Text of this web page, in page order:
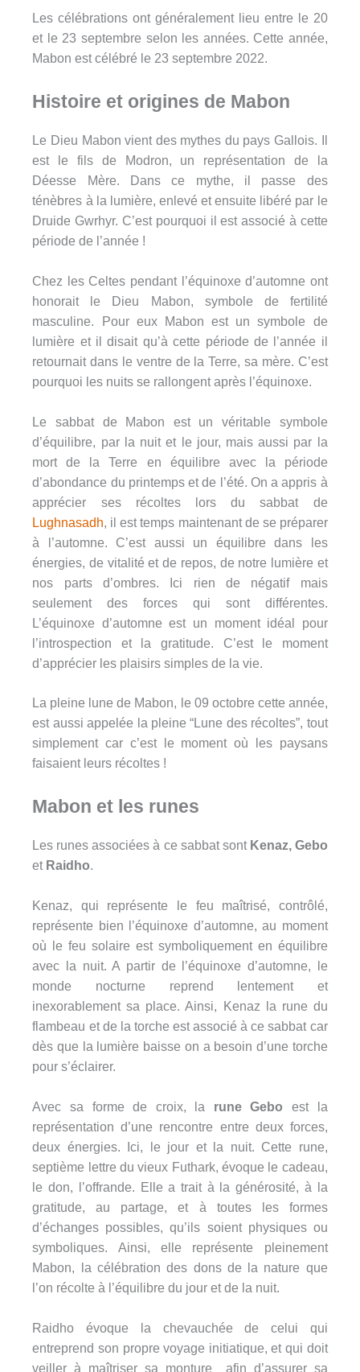
Les célébrations ont généralement lieu entre le 20
et le 23 septembre selon les années. Cette année,
Mabon est célébré le 23 septembre 2022.
Histoire et origines de Mabon
Le Dieu Mabon vient des mythes du pays Gallois. Il
est le fils de Modron, un représentation de la
Déesse Mère. Dans ce mythe, il passe des
ténèbres à la lumière, enlevé et ensuite libéré par le
Druide Gwrhyr. C’est pourquoi il est associé à cette
période de l’année !
Chez les Celtes pendant l’équinoxe d’automne ont
honorait le Dieu Mabon, symbole de fertilité
masculine. Pour eux Mabon est un symbole de
lumière et il disait qu’à cette période de l’année il
retournait dans le ventre de la Terre, sa mère. C’est
pourquoi les nuits se rallongent après l’équinoxe.
Le sabbat de Mabon est un véritable symbole
d’équilibre, par la nuit et le jour, mais aussi par la
mort de la Terre en équilibre avec la période
d’abondance du printemps et de l’été. On a appris à
apprécier ses récoltes lors du sabbat de
Lughnasadh, il est temps maintenant de se préparer
à l’automne. C’est aussi un équilibre dans les
énergies, de vitalité et de repos, de notre lumière et
nos parts d’ombres. Ici rien de négatif mais
seulement des forces qui sont différentes.
L’équinoxe d’automne est un moment idéal pour
l’introspection et la gratitude. C’est le moment
d’apprécier les plaisirs simples de la vie.
La pleine lune de Mabon, le 09 octobre cette année,
est aussi appelée la pleine “Lune des récoltes”, tout
simplement car c’est le moment où les paysans
faisaient leurs récoltes !
Mabon et les runes
Les runes associées à ce sabbat sont Kenaz, Gebo
et Raidho.
Kenaz, qui représente le feu maîtrisé, contrôlé,
représente bien l’équinoxe d’automne, au moment
où le feu solaire est symboliquement en équilibre
avec la nuit. A partir de l’équinoxe d’automne, le
monde nocturne reprend lentement et
inexorablement sa place. Ainsi, Kenaz la rune du
flambeau et de la torche est associé à ce sabbat car
dès que la lumière baisse on a besoin d’une torche
pour s’éclairer.
Avec sa forme de croix, la rune Gebo est la
représentation d’une rencontre entre deux forces,
deux énergies. Ici, le jour et la nuit. Cette rune,
septième lettre du vieux Futhark, évoque le cadeau,
le don, l’offrande. Elle a trait à la générosité, à la
gratitude, au partage, et à toutes les formes
d’échanges possibles, qu’ils soient physiques ou
symboliques. Ainsi, elle représente pleinement
Mabon, la célébration des dons de la nature que
l’on récolte à l’équilibre du jour et de la nuit.
Raidho évoque la chevauchée de celui qui
entreprend son propre voyage initiatique, et qui doit
veiller à maîtriser sa monture afin d’assurer sa